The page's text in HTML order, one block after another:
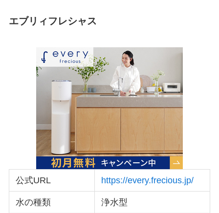
エブリィフレシャス
公式URL https://every.frecious.jp/
水の種類 浄水型